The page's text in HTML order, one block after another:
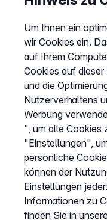
Um Ihnen ein
wir Cookies ein.
auf Ihrem
Cookies auf
und die
Nutzerverhaltens
Werbung
", um alle Cookies
"Einstellungen",
persönliche
können der
Einstellungen
Informationen zu
finden Sie in